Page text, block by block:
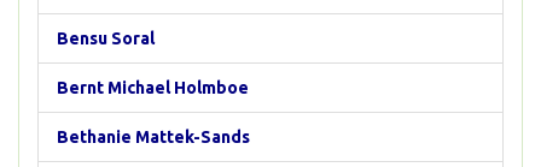
Bensu Soral
Bernt Michael Holmboe
Bethanie Mattek-Sands